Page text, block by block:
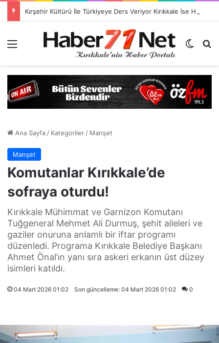
Dış
Ana Sayfa/ Kategoriler/ Manşet
Manşet
Komutanlar Kırıkkale’de
sofraya oturdu!
Kırıkkale Mühimmat ve Garnizon Komutanı
Tuğgeneral Mehmet Ali Durmuş, şehit aileleri ve
gaziler onuruna anlamlı bir iftar programı
düzenledi. Programa Kırıkkale Belediye Başkanı
Ahmet Önal’ın yanı sıra askeri erkanın üst düzey
isimleri katıldı.
04 Mart 2026 01:02 Son güncelleme: 04 Mart 2026 01:02 0